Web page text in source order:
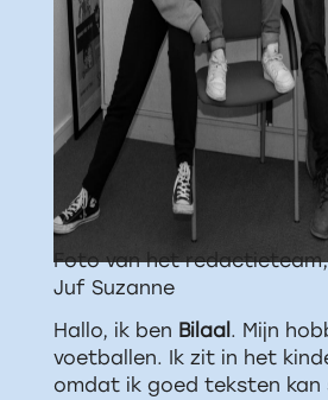
Foto van het
Juf Suzanne
Hallo, ik ben Bilaal . Mijn
voetballen. Ik zit in het
omdat ik goed teksten kan